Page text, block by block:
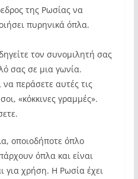
της Ρωσίας να
πυρηνικά όπλα.
τον συνομιλητή σας
σας σε μια γωνία.
περάσετε αυτές τις
«κόκκινες γραμμές».
οποιοδήποτε όπλο
όπλα και είναι
για χρήση. Η Ρωσία έχει